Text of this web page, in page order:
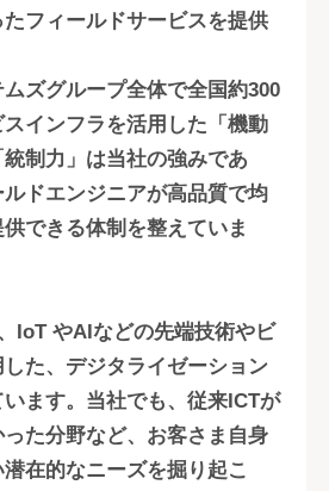
フィールドサービスを提供
ズグループ全体で全国約300
インフラを活用した「機動
制力」は当社の強みであ
ドエンジニアが高品質で均
できる体制を整えていま
IoT やAIなどの先端技術やビ
た、デジタライゼーション
ます。当社でも、従来ICTが
た分野など、お客さま自身
在的なニーズを掘り起こ